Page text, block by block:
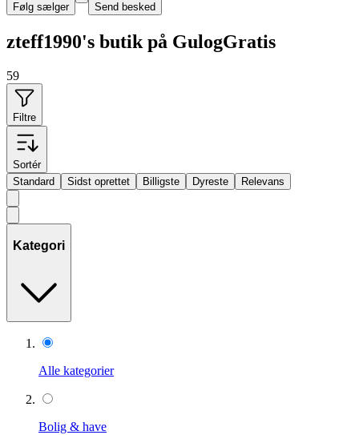
Følg sælger Send besked
zteff1990's butik på GulogGratis
59
Filtre
Sortér
Standard
Sidst oprettet Billigste Dyreste Relevans
Kategori
Alle kategorier
Bolig & have